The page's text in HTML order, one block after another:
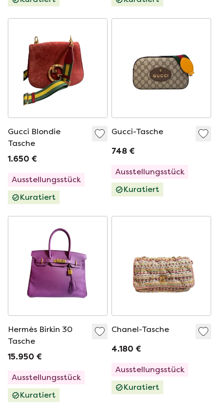
Gucci Blondie
Tasche
1.650 €
Ausstellungsstück
Kuratiert
Gucci-Tasche
748 €
Ausstellungsstück
Kuratiert
Hermès Birkin 30
Tasche
15.950 €
Ausstellungsstück
Kuratiert
Chanel-Tasche
4.180 €
Ausstellungsstück
Kuratiert